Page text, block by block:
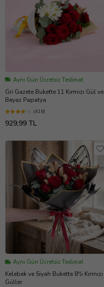
Aynı Gün Ücretsiz Teslimat
Gri Gazete Bukette 11 Kırmızı Gül ve
Beyaz Papatya
(416)
929,99 TL
Aynı Gün Ücretsiz Teslimat
Kelebek ve Siyah Bukette 8'li Kırmızı
Güller